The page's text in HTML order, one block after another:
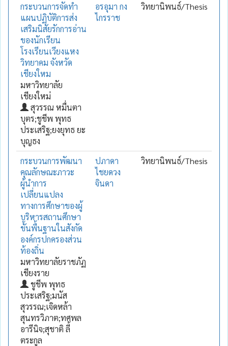
กระบวนการจัดทำ
แผนปฏิบัติการส่ง
เสริมนิสัยรักการอ่าน
ของนักเรียน
โรงเรียนเวียงแหง
วิทยาคม จังหวัด
เชียงใหม
มหาวิทยาลัย
เชียงใหม่
สุวรรณ หมื่นตา
บุตร;ชูชีพ พุทธ
ประเสริฐ;ยงยุทธ ยะ
บุญธง
อรอุมา กง
ไกรราช
วิทยานิพนธ์/Thesis
กระบวนการพัฒนา
คุณลักษณะภาวะ
ผู้นำการ
เปลี่ยนแปลง
ทางการศึกษาของผู้
บริหารสถานศึกษา
ขั้นพื้นฐานในสังกัด
องค์กรปกครองส่วน
ท้องถิ่น
มหาวิทยาลัยราชภัฏ
เชียงราย
ชูชีพ พุทธ
ประเสริฐ;มนัส
สุวรรณ;เจิดหล้า
สุนทรวิภาต;ทศพล
อารีนิจ;สุชาติ ลี้
ตระกูล
ปภาดา
ไชยดวง
จินดา
วิทยานิพนธ์/Thesis